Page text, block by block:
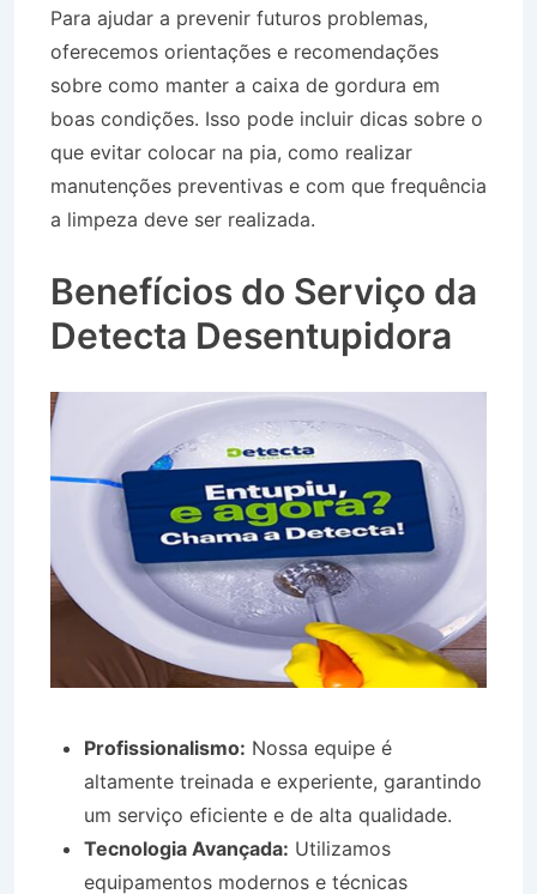
Para ajudar a prevenir futuros problemas,
oferecemos orientações e recomendações
sobre como manter a caixa de gordura em
boas condições. Isso pode incluir dicas sobre o
que evitar colocar na pia, como realizar
manutenções preventivas e com que frequência
a limpeza deve ser realizada.
Benefícios do Serviço da
Detecta Desentupidora
Profissionalismo: Nossa equipe é
altamente treinada e experiente, garantindo
um serviço eficiente e de alta qualidade.
Tecnologia Avançada: Utilizamos
equipamentos modernos e técnicas